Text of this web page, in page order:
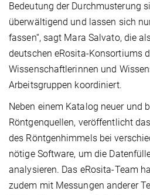
Bedeutung der Durchmusterung
überwältigend und lassen sich
fassen“, sagt Mara Salvato, die
deutschen eRosita-Konsortiums
Wissenschaftlerinnen und
Arbeitsgruppen koordiniert.
Neben einem Katalog neuer und
Röntgenquellen, veröffentlicht
des Röntgenhimmels bei
nötige Software, um die
analysieren. Das eRosita-Team
zudem mit Messungen anderer